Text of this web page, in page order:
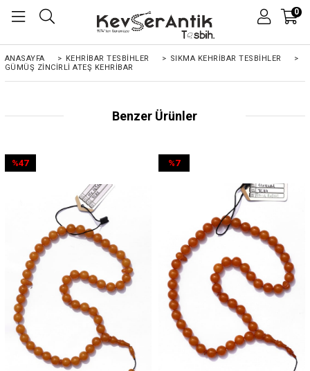
0
ANASAYFA > KEHRIBAR TESBIHLER > SIKMA KEHRİBAR TESBİHLER
>
GÜMÜŞ ZINCIRLI ATEŞ KEHRIBAR
Benzer Ürünler
%47
%7